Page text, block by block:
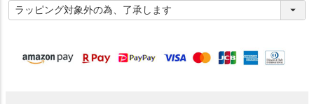
必
須